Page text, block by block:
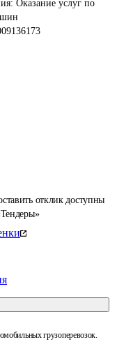
отклик доступны
грузоперевозок.
Оказание услуг по
шин